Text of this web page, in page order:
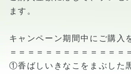
ます。
キャンペーン期間中にご購入
＝＝＝＝＝＝＝＝＝＝＝＝＝
①香ばしいきなこをまぶした